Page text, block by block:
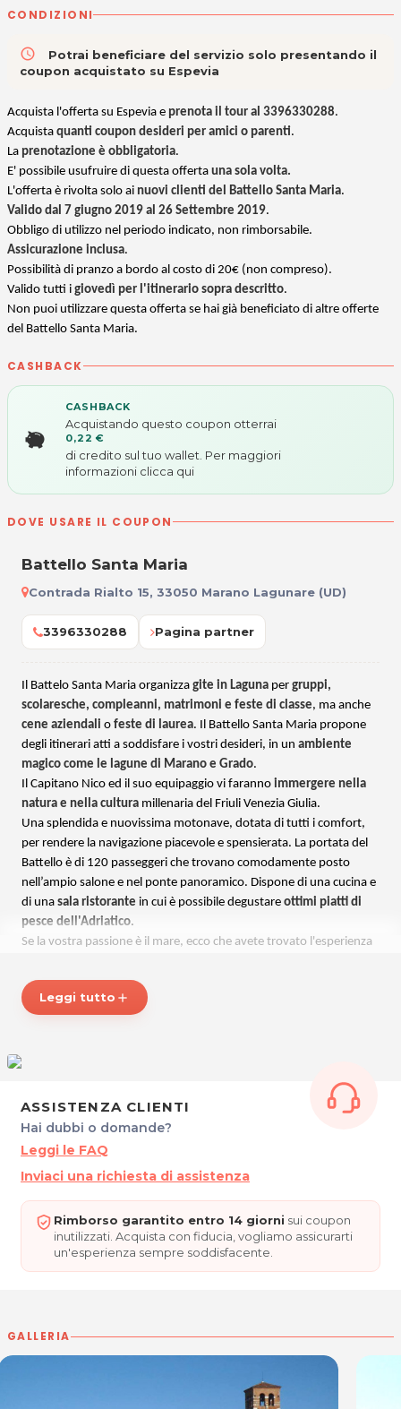
CONDIZIONI
access_time
Potrai beneficiare del servizio solo presentando il
coupon acquistato su Espevia
Acquista l'offerta su Espevia e prenota il tour al 3396330288.
Acquista quanti coupon desideri per amici o parenti.
La prenotazione è obbligatoria.
E' possibile usufruire di questa offerta una sola volta.
L'offerta è rivolta solo ai nuovi clienti del Battello Santa Maria.
Valido dal 7 giugno 2019 al 26 Settembre 2019.
Obbligo di utilizzo nel periodo indicato, non rimborsabile.
Assicurazione inclusa.
Possibilità di pranzo a bordo al costo di 20€ (non compreso).
Valido tutti i giovedì per l'itinerario sopra descritto.
Non puoi utilizzare questa offerta se hai già beneficiato di altre offerte
del Battello Santa Maria.
CASHBACK
CASHBACK
Acquistando questo coupon otterrai
0,22 €
di credito sul tuo wallet. Per maggiori
informazioni clicca qui
DOVE USARE IL COUPON
Battello Santa Maria
Contrada Rialto 15, 33050 Marano Lagunare (UD)
3396330288 Pagina partner
Il Battelo Santa Maria organizza gite in Laguna per gruppi,
scolaresche, compleanni, matrimoni e feste di classe, ma anche
cene aziendali o feste di laurea. Il Battello Santa Maria propone
degli itinerari atti a soddisfare i vostri desideri, in un ambiente
magico come le lagune di Marano e Grado.
Il Capitano Nico ed il suo equipaggio vi faranno immergere nella
natura e nella cultura millenaria del Friuli Venezia Giulia.
Una splendida e nuovissima motonave, dotata di tutti i comfort,
per rendere la navigazione piacevole e spensierata. La portata del
Battello è di 120 passeggeri che trovano comodamente posto
nell’ampio salone e nel ponte panoramico. Dispone di una cucina e
di una sala ristorante in cui è possibile degustare ottimi piatti di
pesce dell'Adriatico.
Se la vostra passione è il mare, ecco che avete trovato l'esperienza
solo giorno, appagherà il vostro desiderio di crociera e di natura.
BATTELLO SANTA MARIA
33050 Marano Lagunare (UD)
Tel. 3396330288
P.IVA 02515710305
Per ulteriori informazioni sull'offerta o sulle modalità di acquisto
scrivi aposta@espevia.it .
Leggi tutto add
ASSISTENZA CLIENTI
Hai dubbi o domande?
Leggi le FAQ
Inviaci una richiesta di assistenza
Rimborso garantito entro 14 giorni sui coupon
inutilizzati. Acquista con fiducia, vogliamo assicurarti
un'esperienza sempre soddisfacente.
GALLERIA